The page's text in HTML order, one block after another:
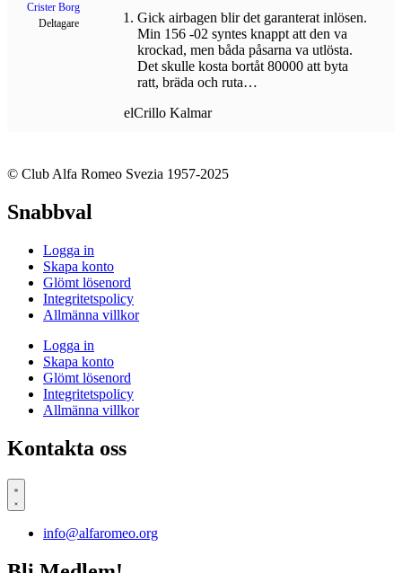
Crister Borg
Deltagare
Gick airbagen blir det garanterat inlösen.
Min 156 -02 syntes knappt att den va
krockad, men båda påsarna va utlösta.
Det skulle kosta bortåt 80000 att byta
ratt, bräda och ruta…
elCrillo Kalmar
© Club Alfa Romeo Svezia 1957-2025
Snabbval
Logga in
Skapa konto
Glömt lösenord
Integritetspolicy
Allmänna villkor
Logga in
Skapa konto
Glömt lösenord
Integritetspolicy
Allmänna villkor
Kontakta oss
info@alfaromeo.org